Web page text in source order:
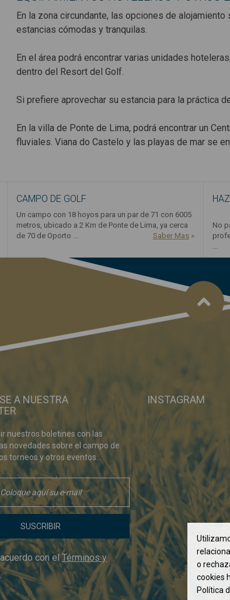
En la zona circundante, las opciones de
estancias cómodas y tranquilas.
En el área podrá encontrar varias unidades
dentro del Resort del Golf.
Si prefiere aprovechar su estancia para la práctica
En la villa de Ponte de Lima, podrá encontrar un
fluviales. Viana do Castelo y las playas de mar se
CAMPO DE GOLF
Un campo con 18 hoyos para un par de 71 con 6005
metros, ubicado a 2 Km de Ponte de Lima, ya cerca
de 70 de Oporto ...
Saber Mas »
No
...
A NUESTRA
nuestros boletines con las
novedades sobre el campo de
torneos y otros eventos...
SUSCRIBIR
con el Términos y
INSTAGRAM
o
cookies
Política